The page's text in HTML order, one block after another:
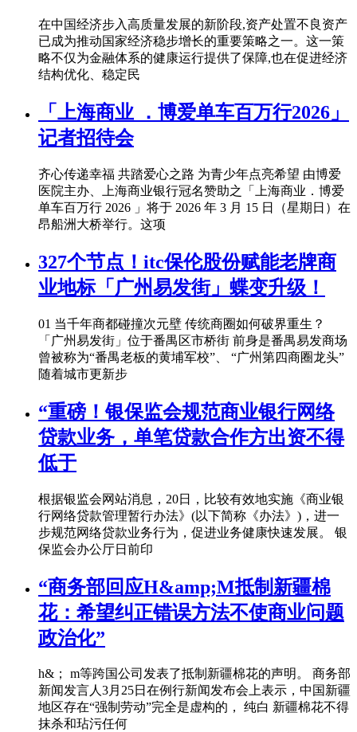
在中国经济步入高质量发展的新阶段,资产处置不良资产
已成为推动国家经济稳步增长的重要策略之一。这一策
略不仅为金融体系的健康运行提供了保障,也在促进经济
结构优化、稳定民
「上海商业 ．博爱单车百万行2026」
记者招待会
齐心传递幸福 共踏爱心之路 为青少年点亮希望 由博爱
医院主办、上海商业银行冠名赞助之「上海商业．博爱
单车百万行 2026 」将于 2026 年 3 月 15 日（星期日）在
昂船洲大桥举行。这项
327个节点！itc保伦股份赋能老牌商
业地标「广州易发街」蝶变升级！
01 当千年商都碰撞次元壁 传统商圈如何破界重生？
「广州易发街」位于番禺区市桥街 前身是番禺易发商场
曾被称为“番禺老板的黄埔军校”、 “广州第四商圈龙头”
随着城市更新步
“重磅！银保监会规范商业银行网络
贷款业务，单笔贷款合作方出资不得
低于
根据银监会网站消息，20日，比较有效地实施《商业银
行网络贷款管理暂行办法》(以下简称《办法》)，进一
步规范网络贷款业务行为，促进业务健康快速发展。 银
保监会办公厅日前印
“商务部回应H&amp;M抵制新疆棉
花：希望纠正错误方法不使商业问题
政治化”
h&； m等跨国公司发表了抵制新疆棉花的声明。 商务部
新闻发言人3月25日在例行新闻发布会上表示，中国新疆
地区存在“强制劳动”完全是虚构的， 纯白 新疆棉花不得
抹杀和玷污任何